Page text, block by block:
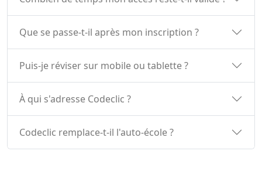
Que se passe-t-il après mon inscription ?
Puis-je réviser sur mobile ou tablette ?
À qui s'adresse Codeclic ?
Codeclic remplace-t-il l'auto-école ?